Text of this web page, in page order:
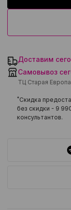
Доставим
Самовывоз
ТЦ Старая
*Скидка
без скидки - 9
консультантов.